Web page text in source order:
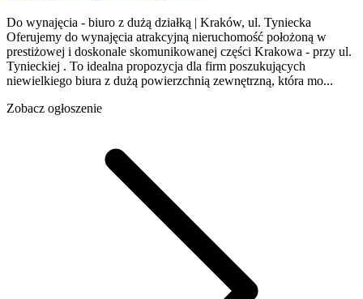
Do wynajęcia - biuro z dużą działką | Kraków, ul. Tyniecka
Oferujemy do wynajęcia atrakcyjną nieruchomość położoną w
prestiżowej i doskonale skomunikowanej części Krakowa - przy ul.
Tynieckiej . To idealna propozycja dla firm poszukujących
niewielkiego biura z dużą powierzchnią zewnętrzną, która mo...
Zobacz ogłoszenie